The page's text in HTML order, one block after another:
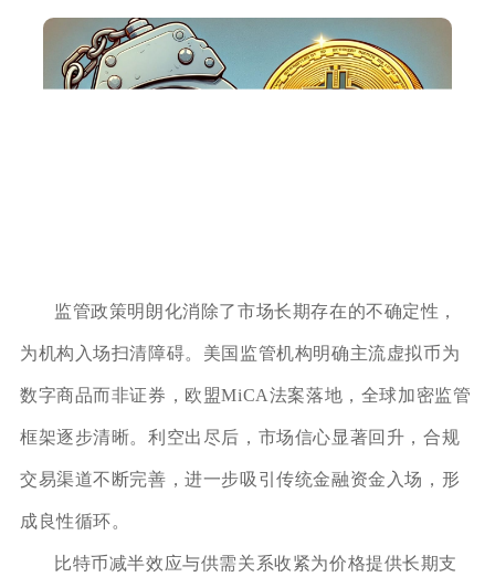
监管政策明朗化消除了市场长期存在的不确定性，
为机构入场扫清障碍。美国监管机构明确主流虚拟币为
数字商品而非证券，欧盟MiCA法案落地，全球加密监管
框架逐步清晰。利空出尽后，市场信心显著回升，合规
交易渠道不断完善，进一步吸引传统金融资金入场，形
成良性循环。
比特币减半效应与供需关系收紧为价格提供长期支